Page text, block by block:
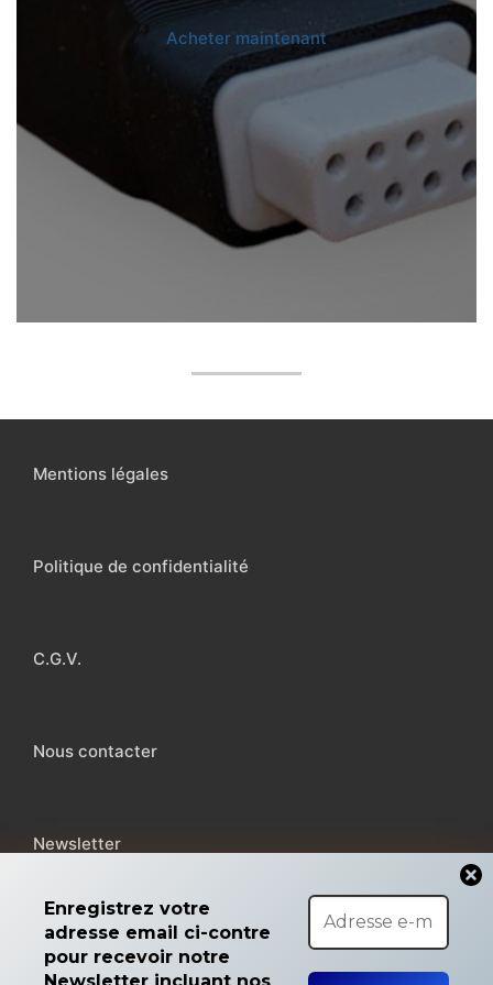
Enregistrez votre
adresse email ci-contre
pour recevoir notre
Acheter maintenant
Mentions légales
Politique de confidentialité
C.G.V.
Nous contacter
Newsletter
Copyright © 2026 MicroMiga